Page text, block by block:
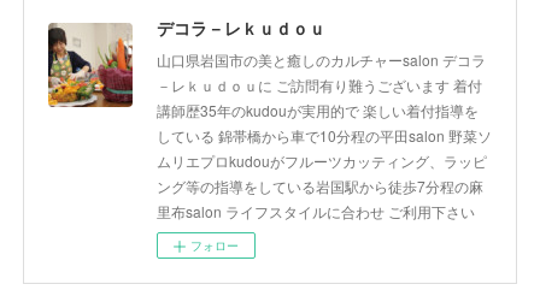
デコラ－レｋｕｄｏｕ
山口県岩国市の美と癒しのカルチャーsalon デコラ
－レｋｕｄｏｕに ご訪問有り難うございます 着付
講師歴35年のkudouが実用的で 楽しい着付指導を
している 錦帯橋から車で10分程の平田salon 野菜ソ
ムリエプロkudouがフルーツカッティング、ラッピ
ング等の指導をしている岩国駅から徒歩7分程の麻
里布salon ライフスタイルに合わせ ご利用下さい
フォロー